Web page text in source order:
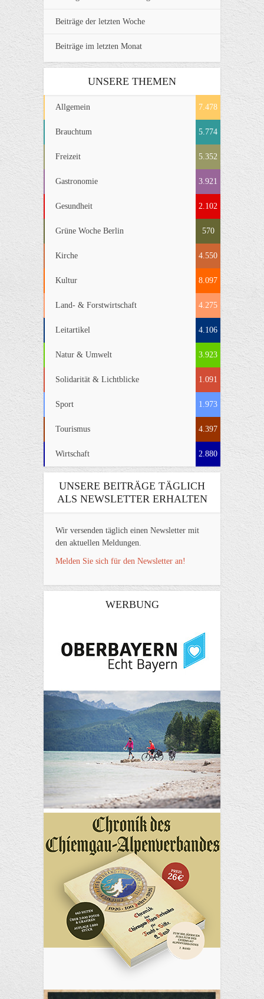
Beiträge der letzten Woche
Beiträge im letzten Monat
UNSERE THEMEN
Allgemein 7.478
Brauchtum 5.774
Freizeit 5.352
Gastronomie 3.921
Gesundheit 2.102
Grüne Woche Berlin 570
Kirche 4.550
Kultur 8.097
Land- & Forstwirtschaft 4.275
Leitartikel 4.106
Natur & Umwelt 3.923
Solidarität & Lichtblicke 1.091
Sport 1.973
Tourismus 4.397
Wirtschaft 2.880
UNSERE BEITRÄGE TÄGLICH
ALS NEWSLETTER ERHALTEN
Wir versenden täglich einen Newsletter mit
den aktuellen Meldungen.
Melden Sie sich für den Newsletter an!
WERBUNG